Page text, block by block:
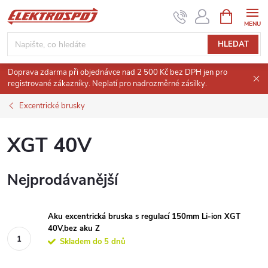
Přejít
na
obsah
HLEDAT
NÁKUPNÍ
KOŠÍK
Doprava zdarma při objednávce nad 2 500 Kč bez DPH jen pro
registrované zákazníky. Neplatí pro nadrozměrné zásilky.
Excentrické brusky
XGT 40V
Nejprodávanější
Aku excentrická bruska s regulací 150mm Li-ion XGT
40V,bez aku Z
Skladem do 5 dnů